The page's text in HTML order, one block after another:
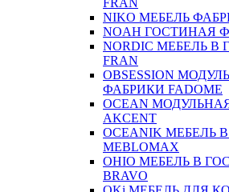
NIKO МЕБЕЛЬ
NOAH ГОСТИНАЯ
NORDIC МЕБЕЛЬ В
FRAN
OBSESSION
ФАБРИКИ FADOME
OCEAN
AKCENT
OCEANIK МЕБЕЛЬ
MEBLOMAX
OHIO МЕБЕЛЬ В
BRAVO